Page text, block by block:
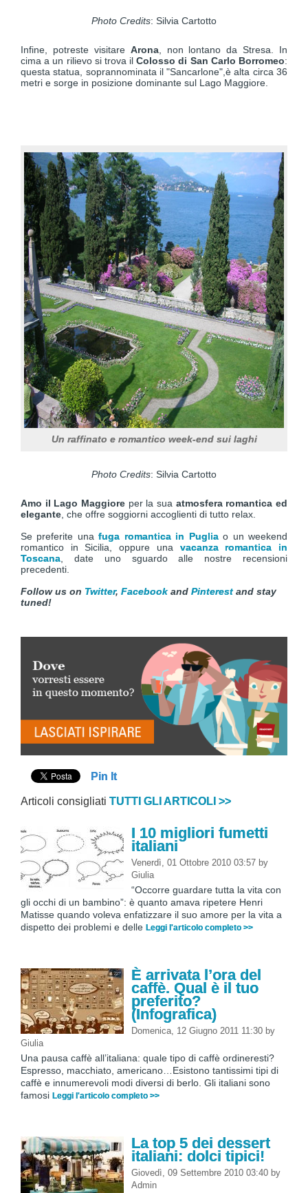
Photo Credits: Silvia Cartotto
Infine, potreste visitare Arona, non lontano da Stresa. In
cima a un rilievo si trova ilColosso di San Carlo Borromeo:
questa statua, soprannominata il "Sancarlone",è alta circa 36
metri e sorge in posizione dominante sul Lago Maggiore.
Un raffinato e romantico week-end sui laghi
Photo Credits: Silvia Cartotto
Amo il Lago Maggiore per la sua atmosfera romantica ed
elegante , che offre soggiorni accoglienti di tutto relax.
Se preferite unafuga romantica in Pugliao un weekend
romantico in Sicilia, oppure una vacanza romantica in
Toscana , date uno sguardo alle nostre recensioni
precedenti.
Follow us on Twitter, Facebookand Pinterestand stay
tuned!
Pin It
Articoli consigliati TUTTI GLI ARTICOLI >>
I 10 migliori fumetti
italiani
Venerdì, 01 Ottobre 2010 03:57 by
Giulia
“Occorre guardare tutta la vita con
gli occhi di un bambino”: è quanto amava ripetere Henri
Matisse quando voleva enfatizzare il suo amore per la vita a
dispetto dei problemi e delle Leggi l'articolo completo >>
È arrivata l’ora del
caffè. Qual è il tuo
preferito?
(Infografica)
Domenica, 12 Giugno 2011 11:30 by
Giulia
Una pausa caffè all’italiana: quale tipo di caffè ordineresti?
Espresso, macchiato, americano…Esistono tantissimi tipi di
caffè e innumerevoli modi diversi di berlo. Gli italiani sono
famosi Leggi l'articolo completo >>
La top 5 dei dessert
italiani: dolci tipici!
Giovedì, 09 Settembre 2010 03:40 by
Admin